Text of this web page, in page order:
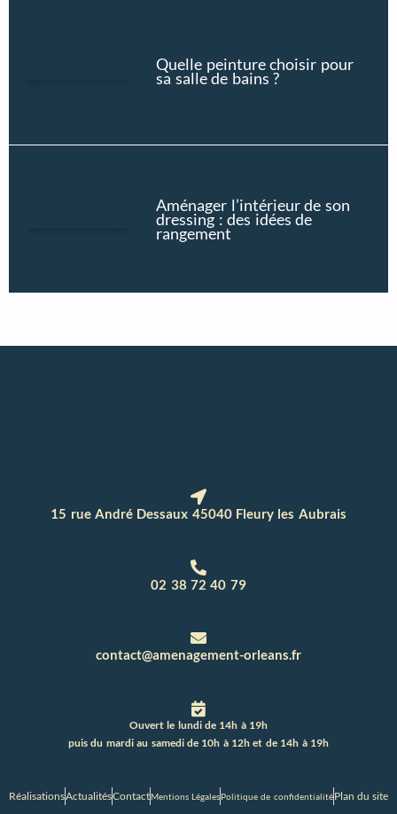
Quelle peinture choisir pour
sa salle de bains ?
Aménager l’intérieur de son
dressing : des idées de
rangement
15 rue André Dessaux 45040 Fleury les Aubrais
02 38 72 40 79
contact@amenagement-orleans.fr
Ouvert le lundi de 14h à 19h
puis du mardi au samedi de 10h à 12h et de 14h à 19h
RéalisationsActualitésContactMentions LégalesPolitique de confidentialitéPlan du site